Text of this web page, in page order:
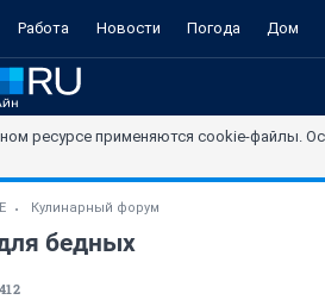
Работа Новости Погода Дом
ресурсе применяются cookie-файлы.
Кулинарный форум
бедных
412